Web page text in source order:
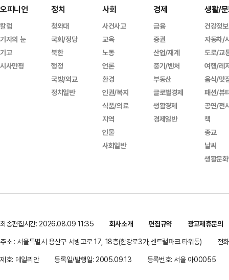
오피니언
칼럼
기자의 눈
기고
시사만평
정치
청와대
국회/정당
북한
행정
국방/외교
정치일반
사회
사건사고
교육
노동
언론
환경
인권/복지
식품/의료
지역
인물
사회일반
경제
금융
증권
산업/재계
중기/벤처
부동산
글로벌경제
생활경제
경제일반
생활/
건강정보
자동차/
도로/교
여행/레
음식/맛
패션/뷰
공연/전
책
종교
날씨
생활문
최종편집시간: 2026.08.09 11:35 회사소개 편집규약
광고제휴문의
주소 : 서울특별시 용산구 서빙고로 17, 18층(한강로3가,센트럴파크 타워동)
전
제호: 데일리안
등록일/발행일: 2005.09.13 등록번호: 서울 아00055